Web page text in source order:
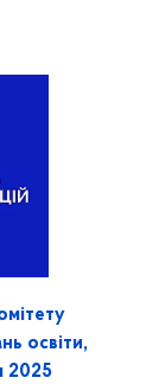
освіти,
2025